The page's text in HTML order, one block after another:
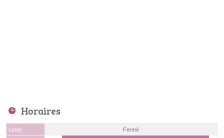
Horaires
Lundi
Fermé